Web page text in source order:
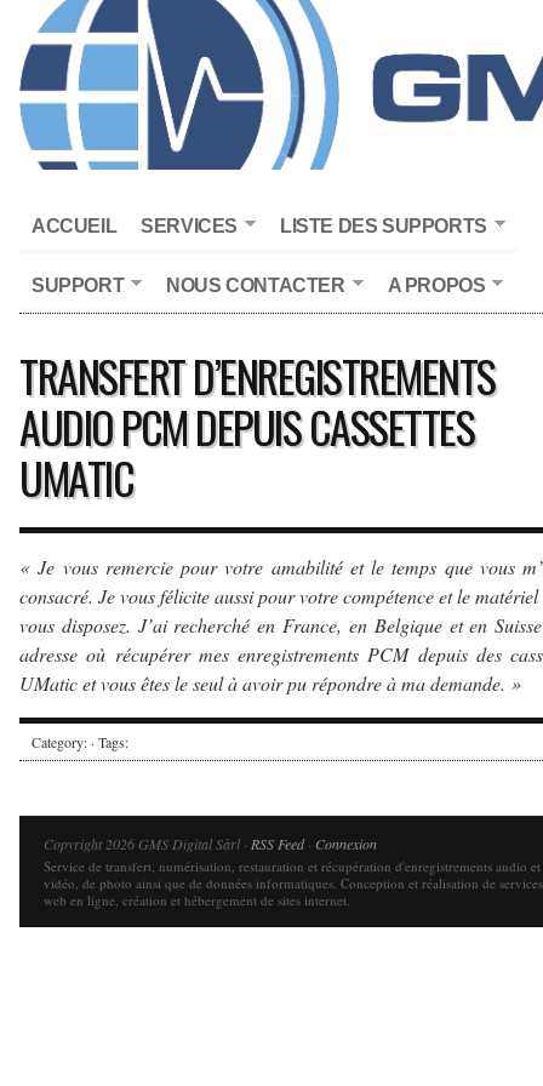
ACCUEIL SERVICES LISTE DES SUPPORTS
SUPPORT NOUS CONTACTER A PROPOS
TRANSFERT D’ENREGISTREMENTS
AUDIO PCM DEPUIS CASSETTES
UMATIC
« Je vous remercie pour votre amabilité et le temps que vous
consacré. Je vous félicite aussi pour votre compétence et le
vous disposez. J’ai recherché en France, en Belgique et en
adresse où récupérer mes enregistrements PCM depuis des
UMatic et vous êtes le seul à avoir pu répondre à ma demande. »
Category: · Tags:
Copyright 2026 GMS Digital Sàrl · RSS Feed· Connexion
Service de transfert, numérisation, restauration et récupération d'enregistrements audio et
vidéo, de photo ainsi que de données informatiques. Conception et réalisation de services
web en ligne, création et hébergement de sites internet.